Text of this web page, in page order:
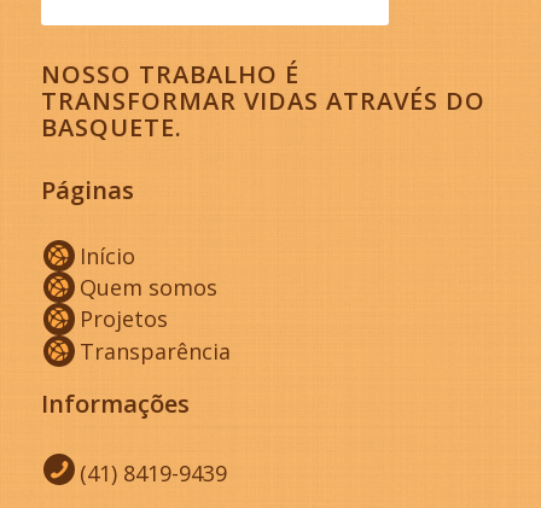
NOSSO TRABALHO É
TRANSFORMAR VIDAS ATRAVÉS DO
BASQUETE.
Páginas
Início
Quem somos
Projetos
Transparência
Informações
(41) 8419-9439